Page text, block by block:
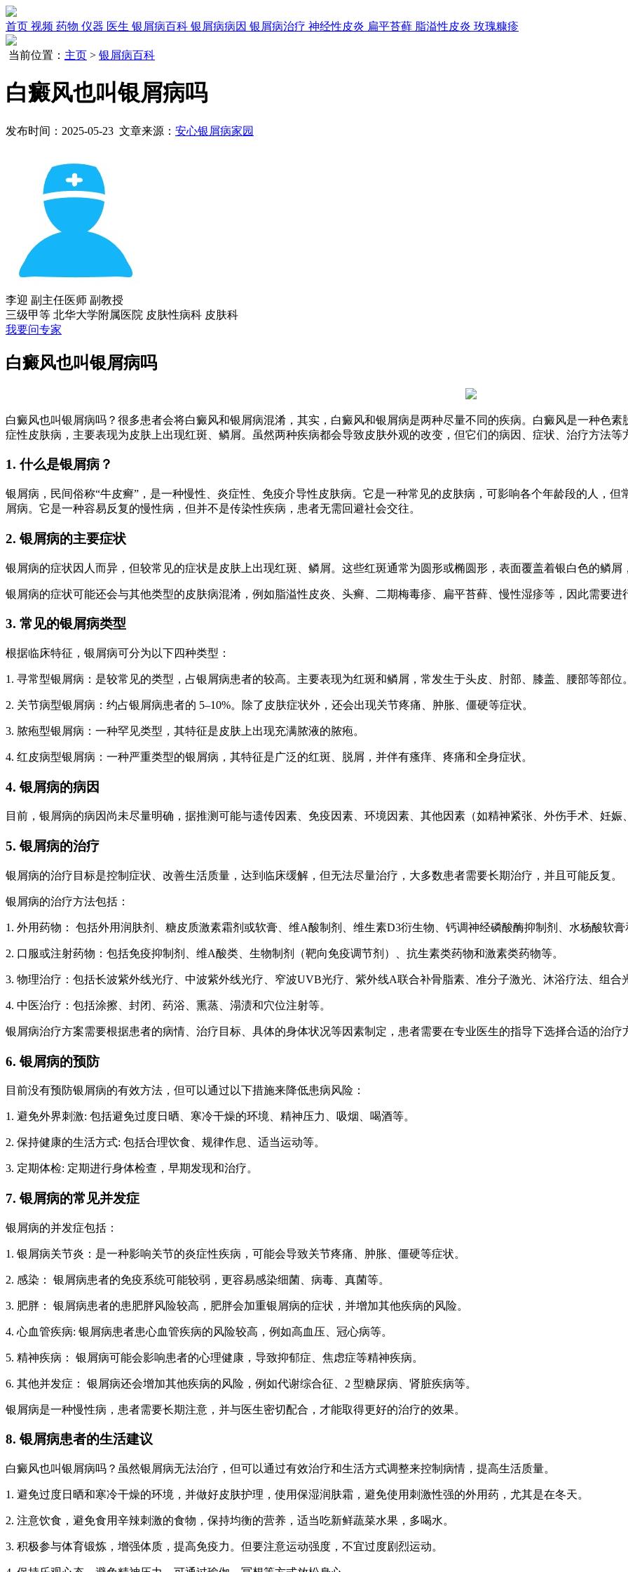
首页 视频 药物 仪器 医生 银屑病百科 银屑病病因 银屑病治疗 神经性皮炎 扁平苔藓 脂溢性皮炎 玫瑰糠疹
当前位置： 主页 > 银屑病百科
白癜风也叫银屑病吗
发布时间：2025-05-23 文章来源： 安心银屑病家园
李迎 副主任医师 副教授
三级甲等 北华大学附属医院 皮肤性病科 皮肤科
我要问专家
白癜风也叫银屑病吗
白癜风也叫银屑病吗？很多患者会将白癜风和银屑病混淆，其实，白癜风和银屑病是两种尽量不同的疾病。白癜风是一种色
症性皮肤病，主要表现为皮肤上出现红斑、鳞屑。虽然两种疾病都会导致皮肤外观的改变，但它们的病因、症状、治疗方法等
1. 什么是银屑病？
银屑病，民间俗称“牛皮癣”，是一种慢性、炎症性、免疫介导性皮肤病。它是一种常见的皮肤病，可影响各个年龄段的人，
屑病。它是一种容易反复的慢性病，但并不是传染性疾病，患者无需回避社会交往。
2. 银屑病的主要症状
银屑病的症状因人而异，但较常见的症状是皮肤上出现红斑、鳞屑。这些红斑通常为圆形或椭圆形，表面覆盖着银白色的鳞屑
银屑病的症状可能还会与其他类型的皮肤病混淆，例如脂溢性皮炎、头癣、二期梅毒疹、扁平苔藓、慢性湿疹等，因此需要进
3. 常见的银屑病类型
根据临床特征，银屑病可分为以下四种类型：
1. 寻常型银屑病：是较常见的类型，占银屑病患者的较高。主要表现为红斑和鳞屑，常发生于头皮、肘部、膝盖、腰部等部位。
2. 关节病型银屑病：约占银屑病患者的 5–10%。除了皮肤症状外，还会出现关节疼痛、肿胀、僵硬等症状。
3. 脓疱型银屑病：一种罕见类型，其特征是皮肤上出现充满脓液的脓疱。
4. 红皮病型银屑病：一种严重类型的银屑病，其特征是广泛的红斑、脱屑，并伴有瘙痒、疼痛和全身症状。
4. 银屑病的病因
目前，银屑病的病因尚未尽量明确，据推测可能与遗传因素、免疫因素、环境因素、其他因素（如精神紧张、外伤手术、妊娠
5. 银屑病的治疗
银屑病的治疗目标是控制症状、改善生活质量，达到临床缓解，但无法尽量治疗，大多数患者需要长期治疗，并且可能反复。
银屑病的治疗方法包括：
1. 外用药物： 包括外用润肤剂、糖皮质激素霜剂或软膏、维A酸制剂、维生素D3衍生物、钙调神经磷酸酶抑制剂、水杨酸软膏
2. 口服或注射药物：包括免疫抑制剂、维A酸类、生物制剂（靶向免疫调节剂）、抗生素类药物和激素类药物等。
3. 物理治疗：包括长波紫外线光疗、中波紫外线光疗、窄波UVB光疗、紫外线A联合补骨脂素、准分子激光、沐浴疗法、组合
4. 中医治疗：包括涂擦、封闭、药浴、熏蒸、溻渍和穴位注射等。
银屑病治疗方案需要根据患者的病情、治疗目标、具体的身体状况等因素制定，患者需要在专业医生的指导下选择合适的治疗
6. 银屑病的预防
目前没有预防银屑病的有效方法，但可以通过以下措施来降低患病风险：
1. 避免外界刺激: 包括避免过度日晒、寒冷干燥的环境、精神压力、吸烟、喝酒等。
2. 保持健康的生活方式: 包括合理饮食、规律作息、适当运动等。
3. 定期体检: 定期进行身体检查，早期发现和治疗。
7. 银屑病的常见并发症
银屑病的并发症包括：
1. 银屑病关节炎：是一种影响关节的炎症性疾病，可能会导致关节疼痛、肿胀、僵硬等症状。
2. 感染： 银屑病患者的免疫系统可能较弱，更容易感染细菌、病毒、真菌等。
3. 肥胖： 银屑病患者的患肥胖风险较高，肥胖会加重银屑病的症状，并增加其他疾病的风险。
4. 心血管疾病: 银屑病患者患心血管疾病的风险较高，例如高血压、冠心病等。
5. 精神疾病： 银屑病可能会影响患者的心理健康，导致抑郁症、焦虑症等精神疾病。
6. 其他并发症： 银屑病还会增加其他疾病的风险，例如代谢综合征、2 型糖尿病、肾脏疾病等。
银屑病是一种慢性病，患者需要长期注意，并与医生密切配合，才能取得更好的治疗的效果。
8. 银屑病患者的生活建议
白癜风也叫银屑病吗？虽然银屑病无法治疗，但可以通过有效治疗和生活方式调整来控制病情，提高生活质量。
1. 避免过度日晒和寒冷干燥的环境，并做好皮肤护理，使用保湿润肤霜，避免使用刺激性强的外用药，尤其是在冬天。
2. 注意饮食，避免食用辛辣刺激的食物，保持均衡的营养，适当吃新鲜蔬菜水果，多喝水。
3. 积极参与体育锻炼，增强体质，提高免疫力。但要注意运动强度，不宜过度剧烈运动。